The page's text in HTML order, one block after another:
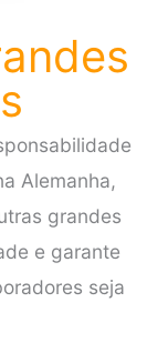
Alemanha,
grandes
e garante
seja